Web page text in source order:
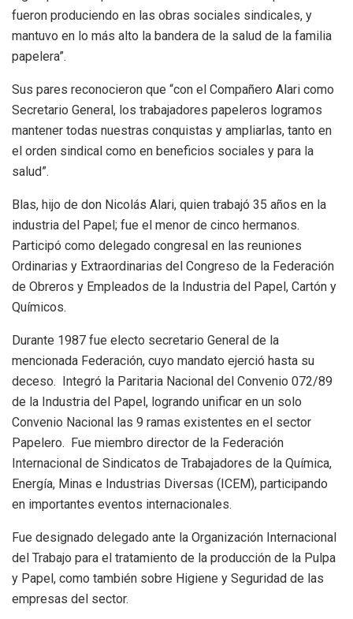
fueron produciendo en las obras sociales sindicales, y
mantuvo en lo más alto la bandera de la salud de la familia
papelera”.
Sus pares reconocieron que “con el Compañero Alari como
Secretario General, los trabajadores papeleros logramos
mantener todas nuestras conquistas y ampliarlas, tanto en
el orden sindical como en beneficios sociales y para la
salud”.
Blas, hijo de don Nicolás Alari, quien trabajó 35 años en la
industria del Papel; fue el menor de cinco hermanos.
Participó como delegado congresal en las reuniones
Ordinarias y Extraordinarias del Congreso de la Federación
de Obreros y Empleados de la Industria del Papel, Cartón y
Químicos.
Durante 1987 fue electo secretario General de la
mencionada Federación, cuyo mandato ejerció hasta su
deceso. Integró la Paritaria Nacional del Convenio 072/89
de la Industria del Papel, logrando unificar en un solo
Convenio Nacional las 9 ramas existentes en el sector
Papelero. Fue miembro director de la Federación
Internacional de Sindicatos de Trabajadores de la Química,
Energía, Minas e Industrias Diversas (ICEM), participando
en importantes eventos internacionales.
Fue designado delegado ante la Organización Internacional
del Trabajo para el tratamiento de la producción de la Pulpa
y Papel, como también sobre Higiene y Seguridad de las
empresas del sector.